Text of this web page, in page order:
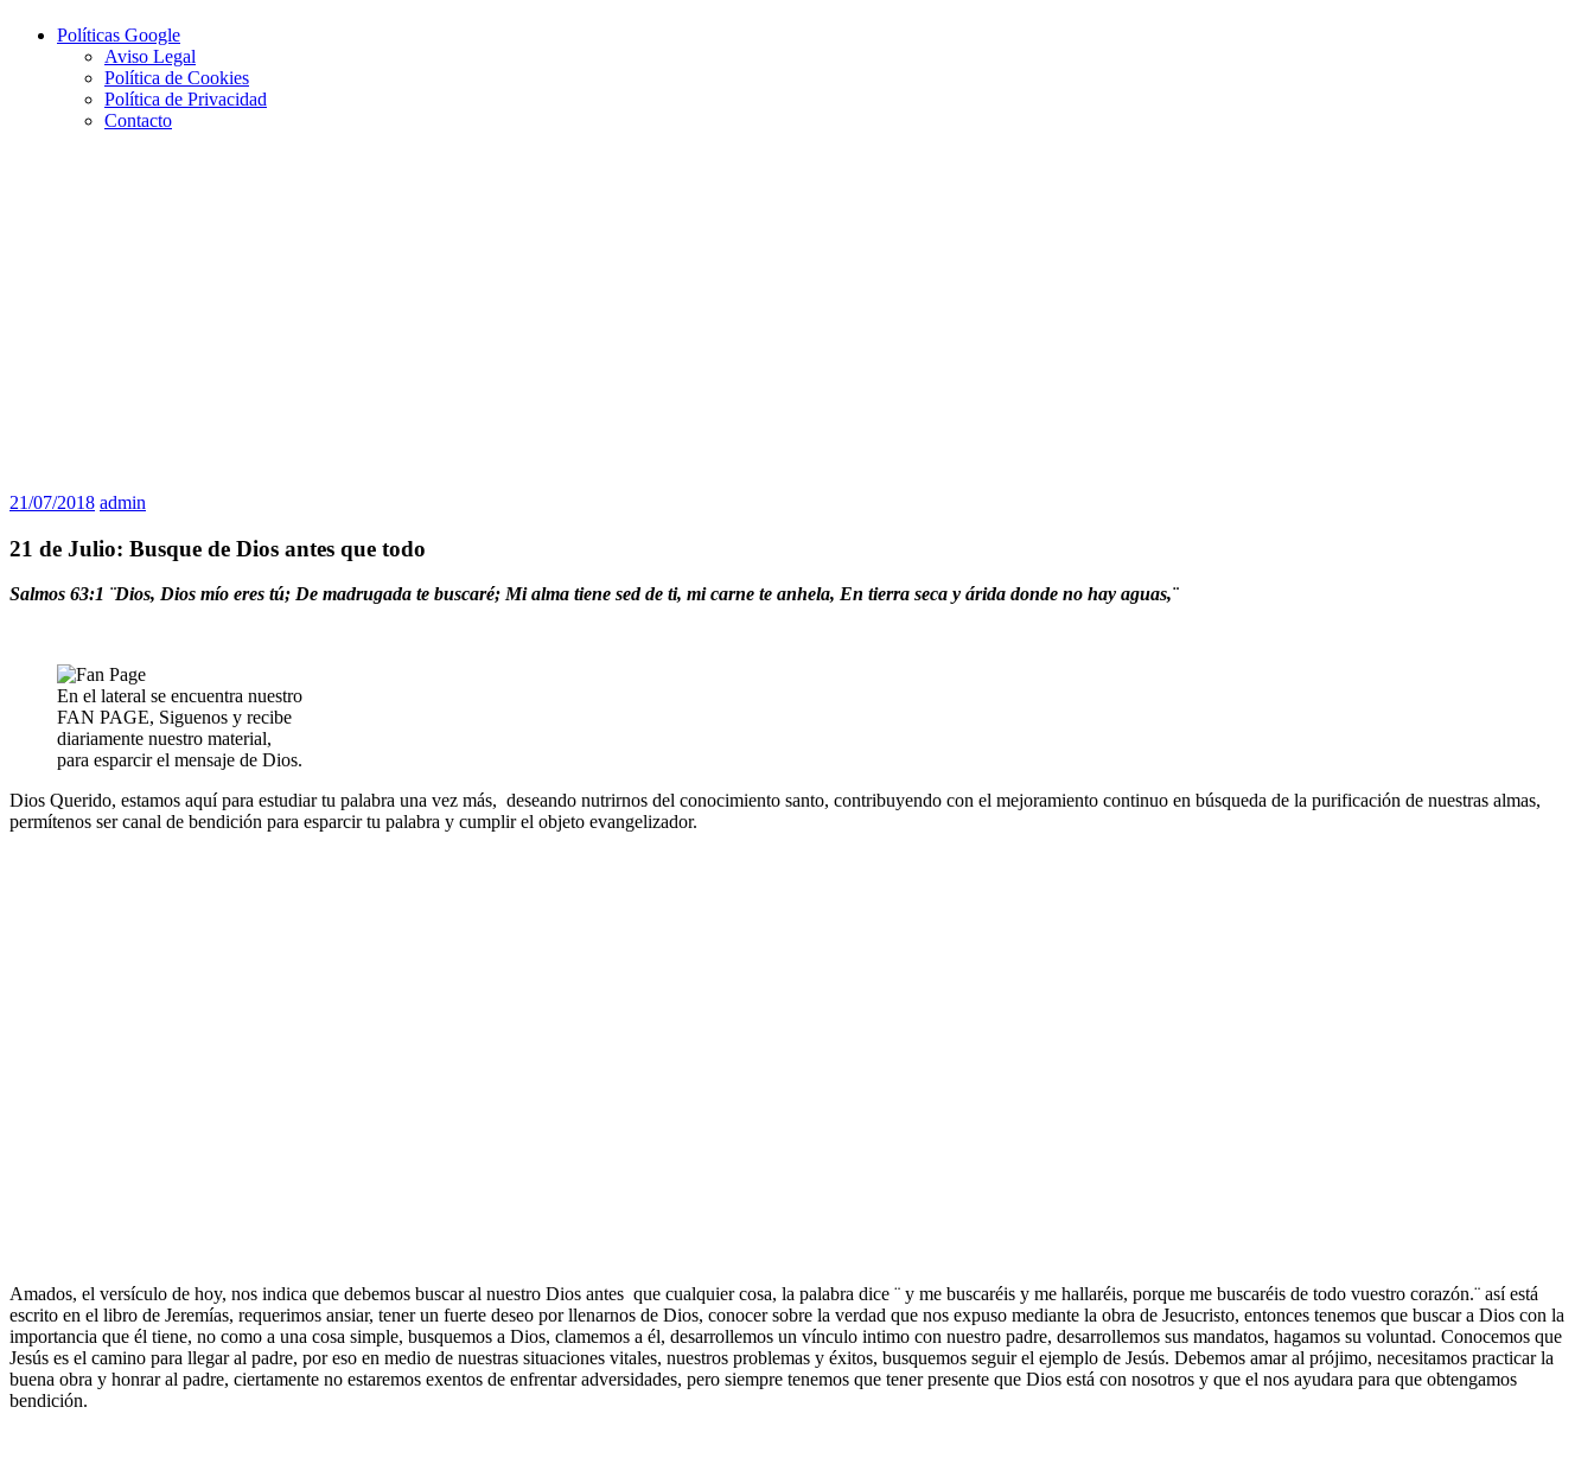
Políticas Google
Aviso Legal
Política de Cookies
Política de Privacidad
Contacto
21/07/2018 admin
21 de Julio: Busque de Dios antes que todo
Salmos 63:1 ¨Dios, Dios mío eres tú; De madrugada te buscaré; Mi alma tiene sed de ti, mi carne te anhela, En tierra seca y árida donde no hay aguas,¨
En el lateral se encuentra nuestro
FAN PAGE, Siguenos y recibe
diariamente nuestro material,
para esparcir el mensaje de Dios.
Dios Querido, estamos aquí para estudiar tu palabra una vez más, deseando nutrirnos del conocimiento santo, contribuyendo con el mejoramiento continuo en búsqueda de la purificación de nuestras almas,
permítenos ser canal de bendición para esparcir tu palabra y cumplir el objeto evangelizador.
Amados, el versículo de hoy, nos indica que debemos buscar al nuestro Dios antes que cualquier cosa, la palabra dice ¨ y me buscaréis y me hallaréis, porque me buscaréis de todo vuestro corazón.¨ así está
escrito en el libro de Jeremías, requerimos ansiar, tener un fuerte deseo por llenarnos de Dios, conocer sobre la verdad que nos expuso mediante la obra de Jesucristo, entonces tenemos que buscar a Dios con la
importancia que él tiene, no como a una cosa simple, busquemos a Dios, clamemos a él, desarrollemos un vínculo intimo con nuestro padre, desarrollemos sus mandatos, hagamos su voluntad. Conocemos que
Jesús es el camino para llegar al padre, por eso en medio de nuestras situaciones vitales, nuestros problemas y éxitos, busquemos seguir el ejemplo de Jesús. Debemos amar al prójimo, necesitamos practicar la
buena obra y honrar al padre, ciertamente no estaremos exentos de enfrentar adversidades, pero siempre tenemos que tener presente que Dios está con nosotros y que el nos ayudara para que obtengamos
bendición.